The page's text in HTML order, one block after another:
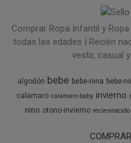
Comprar Ropa Infantil y
todas las edades | Recién
vestir, casual
algodón bebe bebe-nina bebe-
calamaro calamaro-baby invierno
nino otono-invierno reciennacido